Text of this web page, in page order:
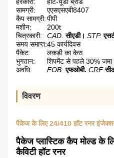
हरकारा:
हॉट-यूडो ब्रांड
सामग्री:
एएसएसएबी8407
कैप सामग्री:पीपी
मशीन:
200t
चित्रकारी:
CAD. सीएडी। STP.
समय समाप्त:45 कार्यदिवस
पैकेट:
लकड़ी का केस
भुगतान:
शिपमेंट से पहले 30% जमा
अवधि:
FOB. एफओबी. CRF
विवरण
पैकेज के लिए 24/410 हॉट रनर
पैकेज प्लास्टिक कैप मोल्ड के
कैविटी हॉट रनर